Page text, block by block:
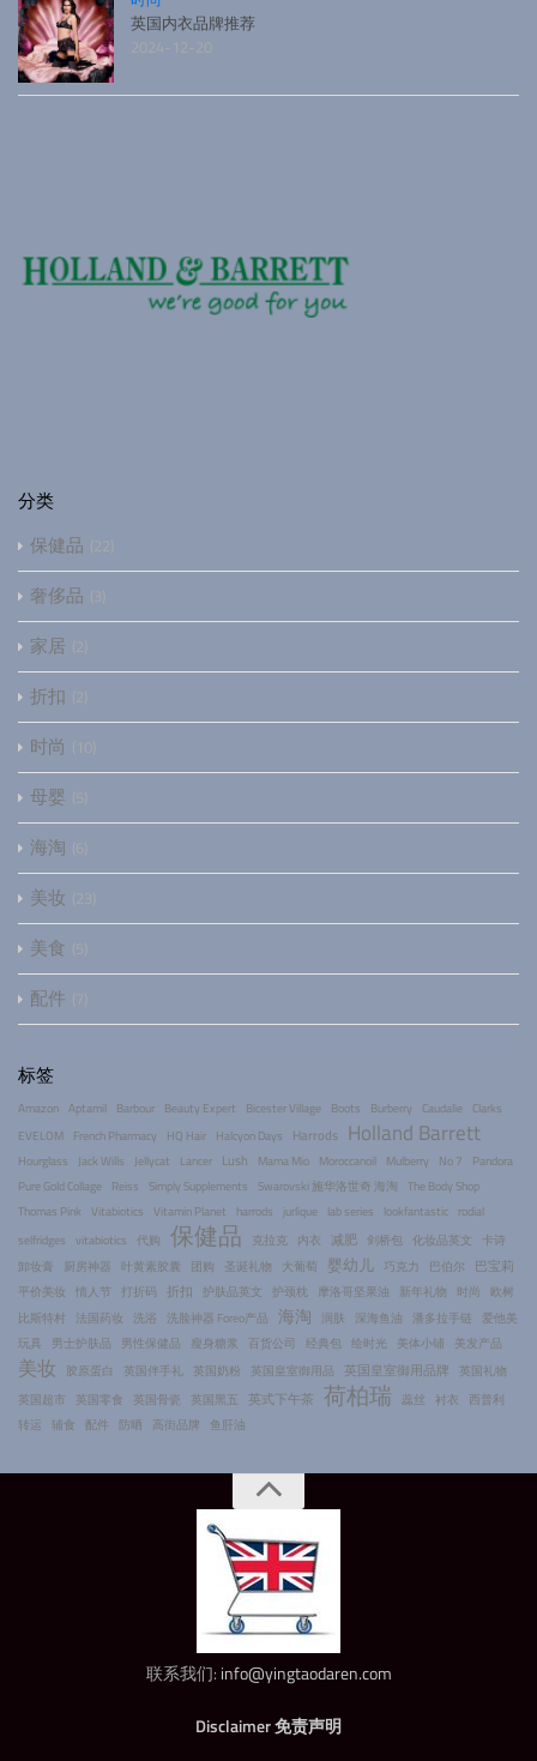
英国内衣品牌推荐
2024-12-20
分类
保健品 22
奢侈品 3
家居 2
折扣 2
时尚 10
母婴 5
海淘 6
美妆 23
美食 5
配件 7
标签
Amazon Aptamil Barbour Beauty Expert Bicester Village Boots Burberry Caudalie Clarks
EVELOM French Pharmacy HQ Hair Halcyon Days Harrods Holland Barrett
Hourglass Jack Wills Jellycat Lancer Lush Mama Mio Moroccanoil Mulberry No 7
Pandora
Pure Gold Collage Reiss Simply Supplements Swarovski 施华洛世奇 海淘 The Body Shop
Thomas Pink Vitabiotics Vitamin Planet harrods jurlique lab series lookfantastic rodial
selfridges vitabiotics 代购 保健品 克拉克 内衣 减肥 剑桥包 化妆品英文 卡诗
卸妆膏
厨房神器 叶黄素胶囊 团购 圣诞礼物 大葡萄 婴幼儿 巧克力 巴伯尔 巴宝莉
平价美妆 情人节 打折码 折扣 护肤品英文 护颈枕 摩洛哥坚果油 新年礼物 时尚
欧树
比斯特村 法国药妆 洗浴 洗脸神器 Foreo产品 海淘 润肤 深海鱼油 潘多拉手链
爱他美
玩具
男士护肤品 男性保健品 瘦身糖浆 百货公司 经典包 绘时光 美体小铺 美发产品
美妆 胶原蛋白 英国伴手礼 英国奶粉 英国皇室御用品 英国皇室御用品牌 英国礼物
英国超市 英国零食 英国骨瓷 英国黑五 英式下午茶 荷柏瑞 蕊丝 衬衣 西普利
转运 辅食 配件 防晒 高街品牌 鱼肝油
联系我们: info@yingtaodaren.com
Disclaimer 免责声明